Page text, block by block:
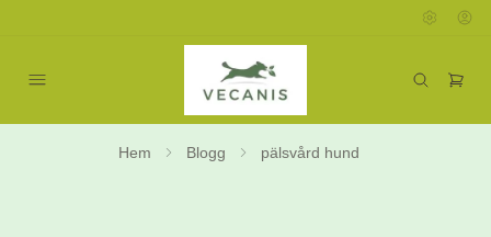
Hem Blogg pälsvård hund